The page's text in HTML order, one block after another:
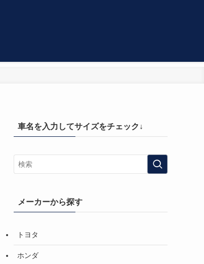
車名を入力してサイズをチェック↓
メーカーから探す
トヨタ
ホンダ